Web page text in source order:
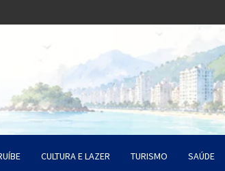
SP
CULTURA E LAZER TURISMO SAÚDE